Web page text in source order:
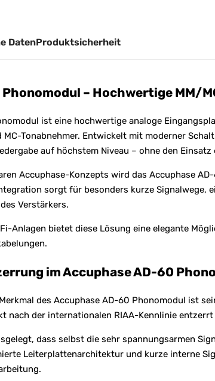
DatenProduktsicherheit
– Hochwertige MM/
ist eine hochwertige analoge
Tonabnehmer. Entwickelt mit moderner
auf höchstem Niveau – ohne den
Accuphase-Konzepts wird das Accuphase
sorgt für besonders kurze Signalwege,
Verstärkers.
Anlagen bietet diese Lösung eine elegante
im Accuphase AD-60
des Accuphase AD-60 Phonomodul ist
nach der internationalen RIAA-Kennlinie
dass selbst die sehr spannungsarmen
Leiterplattenarchitektur und kurze interne